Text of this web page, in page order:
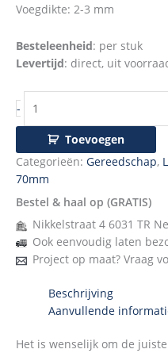
Voegdikte: 2-3 mm
Besteleenheid: per stuk
Levertijd: direct, uit
-
Toevoegen
Categorieën: Gereedschap,
70mm
Bestel & haal op (GRATIS)
Nikkelstraat 4 6031 TR
Ook eenvoudig laten
Project op maat? Vraag
Beschrijving
Aanvullende
Het is wenselijk om de